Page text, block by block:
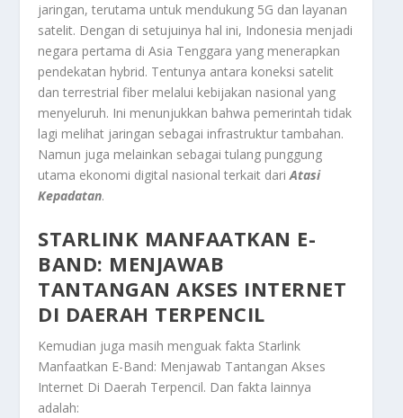
jaringan, terutama untuk mendukung 5G dan layanan
satelit. Dengan di setujuinya hal ini, Indonesia menjadi
negara pertama di Asia Tenggara yang menerapkan
pendekatan hybrid. Tentunya antara koneksi satelit
dan terrestrial fiber melalui kebijakan nasional yang
menyeluruh. Ini menunjukkan bahwa pemerintah tidak
lagi melihat jaringan sebagai infrastruktur tambahan.
Namun juga melainkan sebagai tulang punggung
utama ekonomi digital nasional terkait dariAtasi
Kepadatan.
STARLINK MANFAATKAN E-
BAND: MENJAWAB
TANTANGAN AKSES INTERNET
DI DAERAH TERPENCIL
Kemudian juga masih menguak fakta Starlink
Manfaatkan E-Band: Menjawab Tantangan Akses
Internet Di Daerah Terpencil. Dan fakta lainnya
adalah: